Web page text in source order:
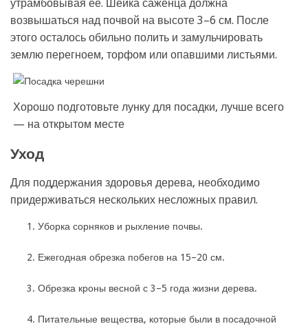
утрамбовывая ее. Шейка саженца должна
возвышаться над почвой на высоте 3–6 см. После
этого осталось обильно полить и замульчировать
землю перегноем, торфом или опавшими листьями.
Хорошо подготовьте лунку для посадки, лучше всего
— на открытом месте
Уход
Для поддержания здоровья дерева, необходимо
придерживаться нескольких несложных правил.
Уборка сорняков и рыхление почвы.
Ежегодная обрезка побегов на 15–20 см.
Обрезка кроны весной с 3–5 года жизни дерева.
Питательные вещества, которые были в посадочной